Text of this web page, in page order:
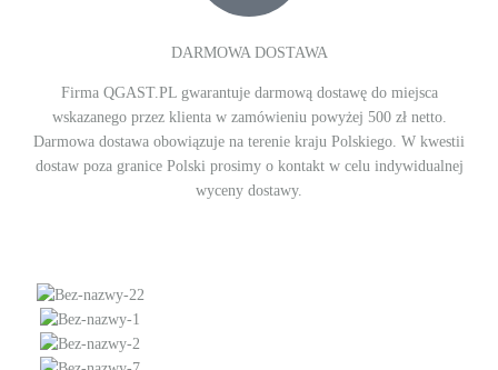
DARMOWA DOSTAWA
Firma QGAST.PL gwarantuje darmową dostawę do miejsca
wskazanego przez klienta w zamówieniu powyżej 500 zł netto.
Darmowa dostawa obowiązuje na terenie kraju Polskiego. W kwestii
dostaw poza granice Polski prosimy o kontakt w celu indywidualnej
wyceny dostawy.